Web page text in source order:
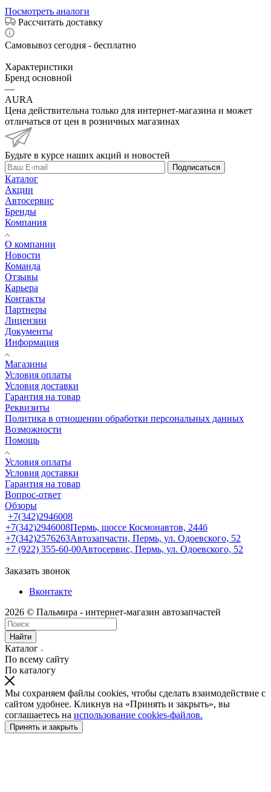
Посмотреть аналоги
Рассчитать доставку
Самовывоз сегодня - бесплатно
Характеристики
Бренд основной
—
AURA
Цена действительна только для интернет-магазина и может
отличаться от цен в розничных магазинах
Будьте в курсе наших акций и новостей
Подписаться
Каталог
Акции
Автосервис
Бренды
Компания
О компании
Новости
Команда
Отзывы
Карьера
Контакты
Партнеры
Лицензии
Документы
Информация
Магазины
Условия оплаты
Условия доставки
Гарантия на товар
Реквизиты
Политика в отношении обработки персональных данных
Возможности
Помощь
Условия оплаты
Условия доставки
Гарантия на товар
Вопрос-ответ
Обзоры
+7(342)2946008
+7(342)2946008Пермь, шоссе Космонавтов, 244б
+7(342)2576263Автозапчасти, Пермь, ул. Одоевского, 52
+7 (922) 355-60-00Автосервис, Пермь, ул. Одоевского, 52
Заказать звонок
Вконтакте
2026 © Пальмира - интернет-магазин автозапчастей
Найти
Каталог
По всему сайту
По каталогу
Мы сохраняем файлы cookies, чтобы сделать взаимодействие с
сайтом удобнее. Кликнув на «Принять и закрыть», вы
соглашаетесь на использование cookies-файлов.
Принять и закрыть